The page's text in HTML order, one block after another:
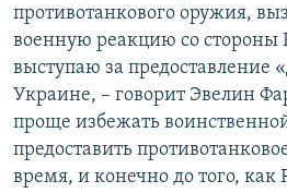
противотанкового оружия,
военную реакцию со стороны
выступаю за предоставление
Украине, – говорит Эвелин
проще избежать
предоставить
время, и конечно до того, как